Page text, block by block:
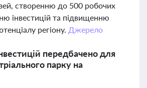
створенню до 500 робочих
інвестицій та підвищенню
регіону. Джерело
передбачено для
парку на